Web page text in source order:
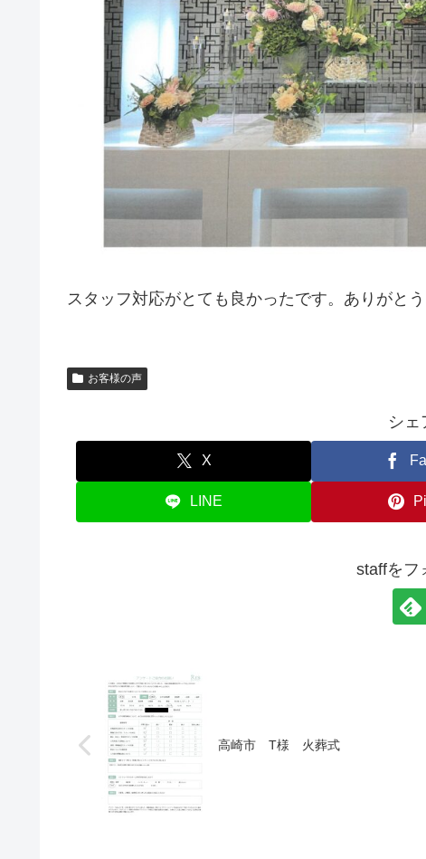
スタッフ対応がとても良かったです。ありがとう
お客様の声
シェ
X
LINE
staffをフ
高崎市 T様 火葬式